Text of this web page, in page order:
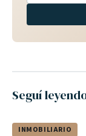
Seguí
INMOBILIARIO